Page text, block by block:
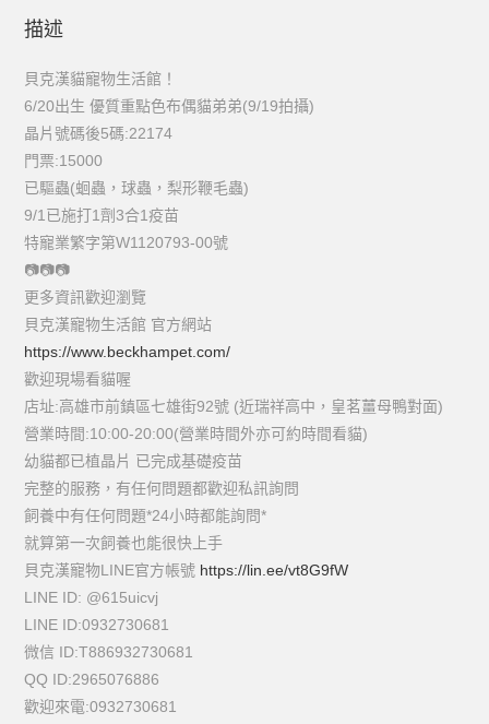
描述
貝克漢貓寵物生活館！
6/20出生 優質重點色布偶貓弟弟(9/19拍攝)
晶片號碼後5碼:22174
門票:15000
已驅蟲(蛔蟲，球蟲，梨形鞭毛蟲)
9/1已施打1劑3合1疫苗
特寵業繁字第W1120793-00號
📷📷📷
更多資訊歡迎瀏覽
貝克漢寵物生活館 官方網站
https://www.beckhampet.com/
歡迎現場看貓喔
店址:高雄市前鎮區七雄街92號 (近瑞祥高中，皇茗薑母鴨對面)
營業時間:10:00-20:00(營業時間外亦可約時間看貓)
幼貓都已植晶片 已完成基礎疫苗
完整的服務，有任何問題都歡迎私訊詢問
飼養中有任何問題*24小時都能詢問*
就算第一次飼養也能很快上手
貝克漢寵物LINE官方帳號 https://lin.ee/vt8G9fW
LINE ID: @615uicvj
LINE ID:0932730681
微信 ID:T886932730681
QQ ID:2965076886
歡迎來電:0932730681